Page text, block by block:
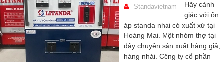
Standavietnam
Hãy cảnh
giác với ổn
áp standa nhái có xuất xứ tại
Hoàng Mai. Một nhóm thợ tại
đây chuyên sản xuất hàng giả,
hàng nhái. Công ty cổ phần